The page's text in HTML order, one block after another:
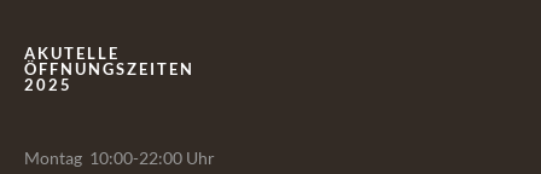
AKUTELLE
ÖFFNUNGSZEITEN
2025
Montag 10:00-22:00 Uhr